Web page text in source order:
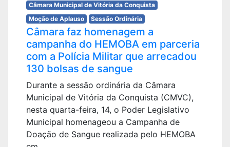
Câmara Municipal de Vitória da Conquista
Moção de Aplauso
Sessão Ordinária
Câmara faz homenagem a
campanha do HEMOBA em parceria
com a Polícia Militar que arrecadou
130 bolsas de sangue
Durante a sessão ordinária da Câmara
Municipal de Vitória da Conquista (CMVC),
nesta quarta-feira, 14, o Poder Legislativo
Municipal homenageou a Campanha de
Doação de Sangue realizada pelo HEMOBA